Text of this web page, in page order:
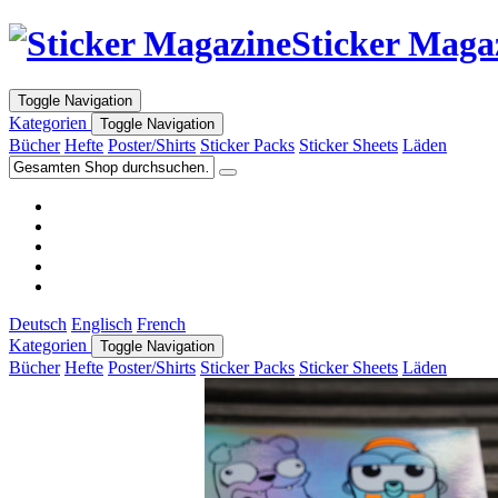
Sticker
Toggle Navigation
Kategorien Toggle Navigation
Bücher Hefte Poster/Shirts Sticker Packs Sticker Sheets Läden
Deutsch Englisch French
Kategorien
Toggle Navigation
Bücher Hefte Poster/Shirts Sticker Packs Sticker Sheets Läden